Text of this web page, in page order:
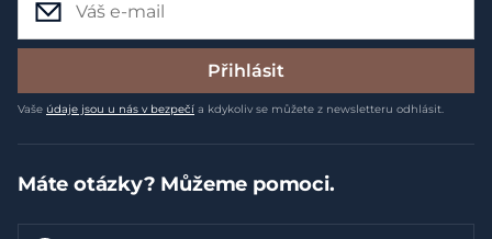
Přihlásit
Vaše údaje jsou u nás v bezpečí a kdykoliv se můžete z newsletteru odhlásit.
Máte otázky? Můžeme pomoci.